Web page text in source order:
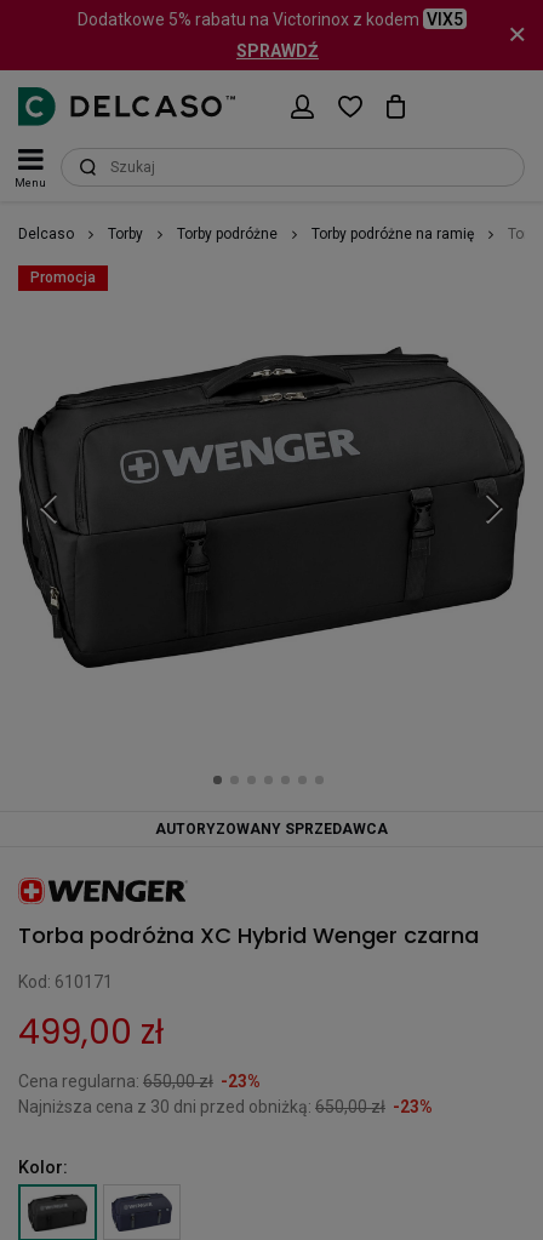
Dodatkowe 5% rabatu na Victorinox z kodem VIX5
SPRAWDŹ
Menu
Delcaso Torby Torby podróżne Torby podróżne na ramię
Promocja
AUTORYZOWANY SPRZEDAWCA
Torba podróżna XC Hybrid Wenger czarna
Kod: 610171
499,00 zł
Cena regularna: 650,00 zł -23%
Najniższa cena z 30 dni przed obniżką: 650,00 zł -23%
Kolor: